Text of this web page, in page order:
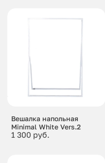
Вешалка напольная
Minimal White Vers.2
1 300 руб.